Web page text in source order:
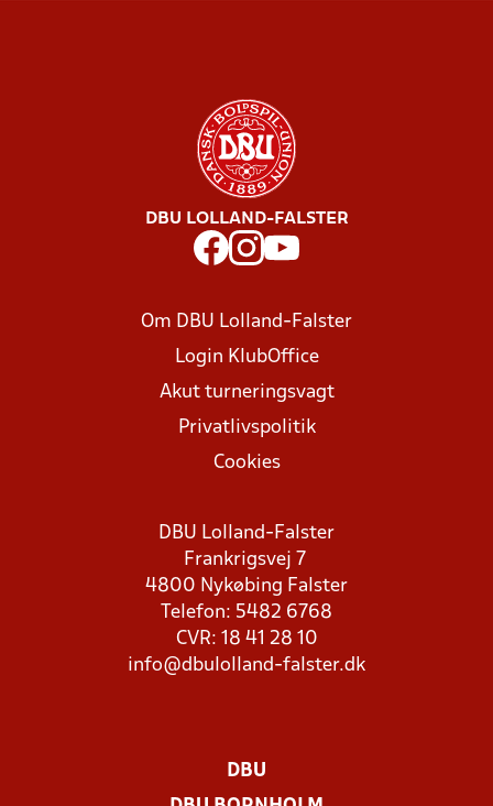
DBU LOLLAND-FALSTER
Om DBU Lolland-Falster
Login KlubOffice
Akut turneringsvagt
Privatlivspolitik
Cookies
DBU Lolland-Falster
Frankrigsvej 7
4800 Nykøbing Falster
Telefon: 5482 6768
CVR: 18 41 28 10
info@dbulolland-falster.dk
DBU